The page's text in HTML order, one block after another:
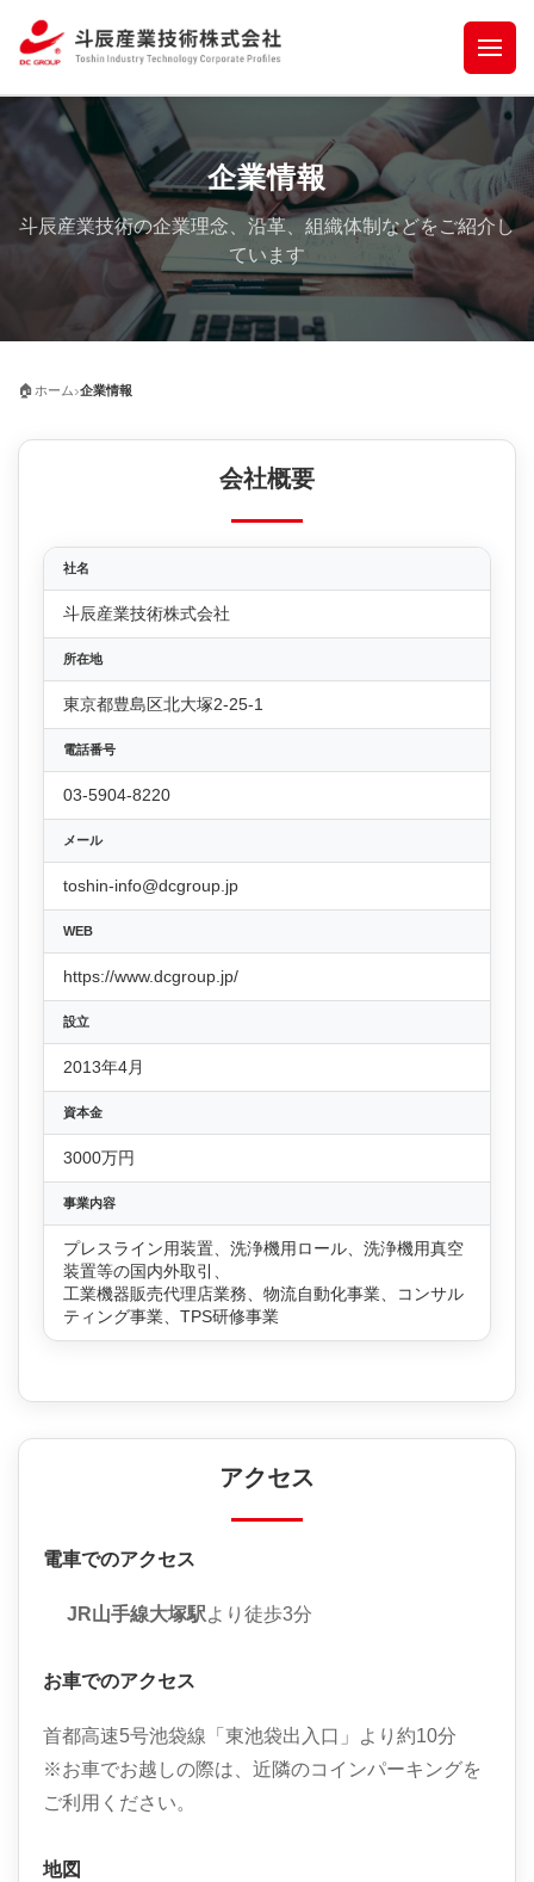
企業情報
斗辰産業技術の企業理念、沿革、組織体制などをご紹介し
ています
🏠 ホーム›企業情報
会社概要
社名
斗辰産業技術株式会社
所在地
東京都豊島区北大塚2-25-1
電話番号
03-5904-8220
メール
toshin-info@dcgroup.jp
WEB
https://www.dcgroup.jp/
設立
2013年4月
資本金
3000万円
事業内容
プレスライン用装置、洗浄機用ロール、洗浄機用真空
装置等の国内外取引、
工業機器販売代理店業務、物流自動化事業、コンサル
ティング事業、TPS研修事業
アクセス
電車でのアクセス
JR山手線大塚駅より徒歩3分
お車でのアクセス
首都高速5号池袋線「東池袋出入口」より約10分
※お車でお越しの際は、近隣のコインパーキングを
ご利用ください。
地図